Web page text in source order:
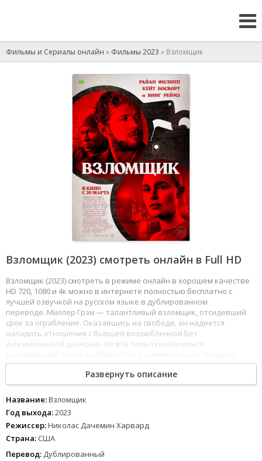
Фильмы и Сериалы онлайн » Фильмы 2023 » Взломщик
Взломщик (2023) смотреть онлайн в Full HD
Взломщик (2023) смотреть в режиме онлайн в хорошем качестве
HD 720, 1080 и 4к можно в интернете полностью бесплатно с
лучшей озвучкой на русском языке в дублированном
переводе. Миллер Грэм — талантливый взломщик, отсидевший
срок за ограбление. Оказавшись на свободе, он надеется
наладить отношения с бывшей возлюбленной Бет
и их маленькой дочерью. Но все попытки освоиться
которое не хочет уступить место честному настоящему.
И прежде, чем навсегда распрощаться с ним, Миллер должен
совершить одно последнее преступление. Однако теперь под
угрозой оказывается не только его свобода, но и жизнь дочери.
53545556575859
1234 5 67 8
Развернуть описание
Название:Взломщик
Год выхода:2023
Режиссер:Николас Дачемин Харвард
Страна: США
Перевод: Дублированный